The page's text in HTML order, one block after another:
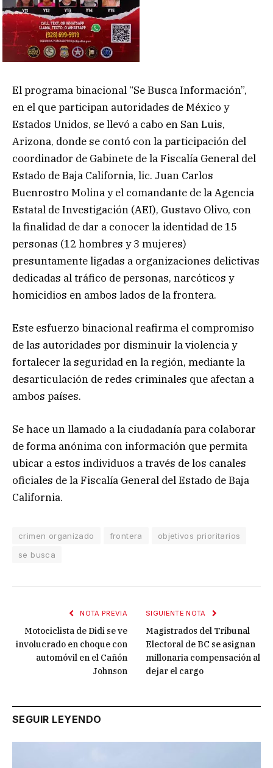
El programa binacional “Se Busca Información”,
en el que participan autoridades de México y
Estados Unidos, se llevó a cabo en San Luis,
Arizona, donde se contó con la participación del
coordinador de Gabinete de la Fiscalía General del
Estado de Baja California, lic. Juan Carlos
Buenrostro Molina y el comandante de la Agencia
Estatal de Investigación (AEI), Gustavo Olivo, con
la finalidad de dar a conocer la identidad de 15
personas (12 hombres y 3 mujeres)
presuntamente ligadas a organizaciones delictivas
dedicadas al tráfico de personas, narcóticos y
homicidios en ambos lados de la frontera.
Este esfuerzo binacional reafirma el compromiso
de las autoridades por disminuir la violencia y
fortalecer la seguridad en la región, mediante la
desarticulación de redes criminales que afectan a
ambos países.
Se hace un llamado a la ciudadanía para colaborar
de forma anónima con información que permita
ubicar a estos individuos a través de los canales
oficiales de la Fiscalía General del Estado de Baja
California.
crimen organizado frontera
objetivos prioritarios
se busca
NOTA PREVIA
Motociclista de Didi se ve
involucrado en choque con
automóvil en el Cañón
Johnson
SIGUIENTE NOTA
Magistrados del Tribunal
Electoral de BC se asignan
millonaria compensación al
dejar el cargo
SEGUIR LEYENDO